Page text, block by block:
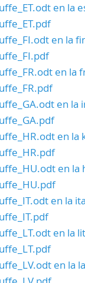
en la
en la
en la
en la
en la
en la
en la
en la
en la